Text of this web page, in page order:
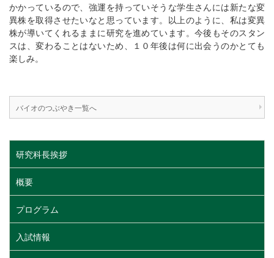
かかっているので、強運を持っていそうな学生さんには新たな変
異株を取得させたいなと思っています。以上のように、私は変異
株が導いてくれるままに研究を進めています。今後もそのスタン
スは、変わることはないため、１０年後は何に出会うのかとても
楽しみ。
バイオのつぶやき一覧へ
研究科長挨拶
概要
プログラム
入試情報